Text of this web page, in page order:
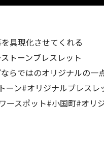
具現化させてくれる
トーンブレスレット
らではのオリジナルの一
ーン#オリジナルブレスレ
ースポット#小国町#オリ